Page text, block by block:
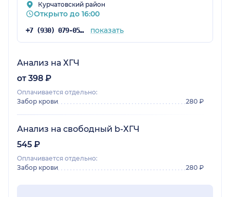
Курчатовский район
Открыто до 16:00
+7 (930) 079-05-39 показать
Анализ на ХГЧ
от 398 ₽
Оплачивается отдельно:
Забор крови
280 ₽
Анализ на свободный b-ХГЧ
545 ₽
Оплачивается отдельно:
Забор крови
280 ₽